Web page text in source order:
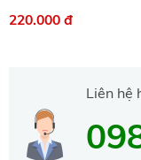
220.000 đ
Liên hệ